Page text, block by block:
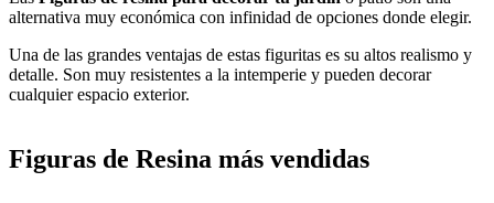
alternativa muy económica con infinidad de opciones donde elegir.
Una de las grandes ventajas de estas figuritas es su altos realismo y
detalle. Son muy resistentes a la intemperie y pueden decorar
cualquier espacio exterior.
Figuras de Resina más vendidas